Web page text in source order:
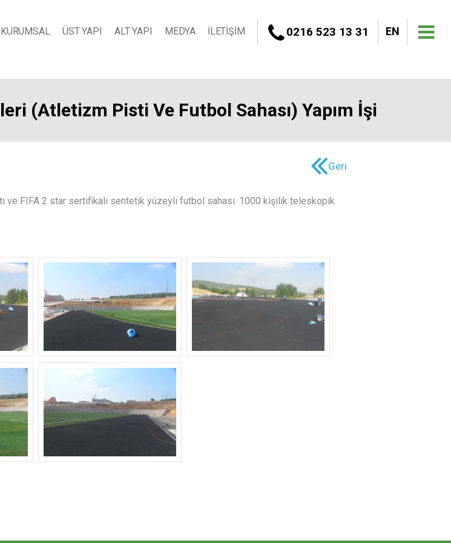
KURUMSAL ÜST YAPI ALT YAPI MEDYA İLETİŞİM 0216 523 13 31 EN
(Atletizm Pisti Ve Futbol Sahası) Yapım İşi
Geri
FIFA 2 star sertifikalı sentetik yüzeyli futbol sahası. 1000 kişilik teleskopik